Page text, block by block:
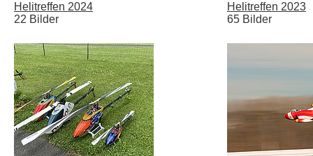
Helitreffen 2024
22 Bilder
Helitreffen 2023
65 Bilder